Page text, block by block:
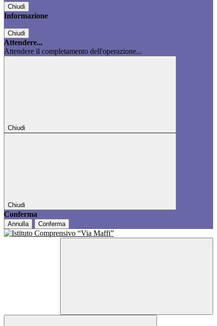
Chiudi
Informazione
Chiudi
Attendere...
Attendere il completamento dell'operazione...
Chiudi
Chiudi
Conferma
Annulla Conferma